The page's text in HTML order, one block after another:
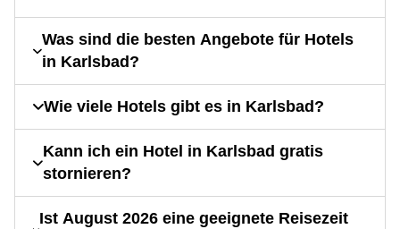
Was sind die besten Angebote für Hotels
in Karlsbad?
Wie viele Hotels gibt es in Karlsbad?
Kann ich ein Hotel in Karlsbad gratis
stornieren?
Ist August 2026 eine geeignete Reisezeit